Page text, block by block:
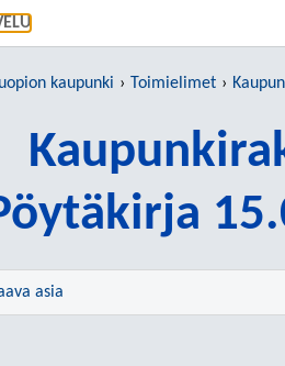
kaupunki Toimielimet
asia